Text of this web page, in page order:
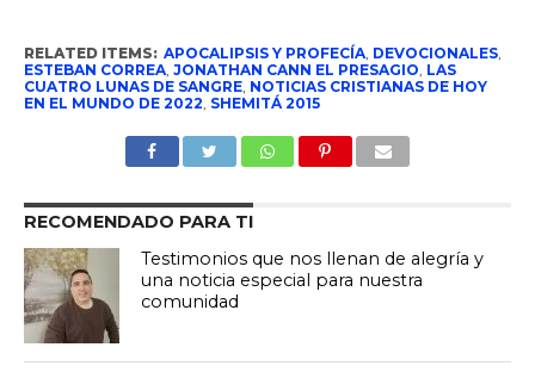
RELATED ITEMS: APOCALIPSIS Y PROFECÍA, DEVOCIONALES,
ESTEBAN CORREA, JONATHAN CANN EL PRESAGIO, LAS
CUATRO LUNAS DE SANGRE, NOTICIAS CRISTIANAS DE HOY
EN EL MUNDO DE 2022, SHEMITÁ 2015
RECOMENDADO PARA TI
Testimonios que nos llenan de alegría y
una noticia especial para nuestra
comunidad